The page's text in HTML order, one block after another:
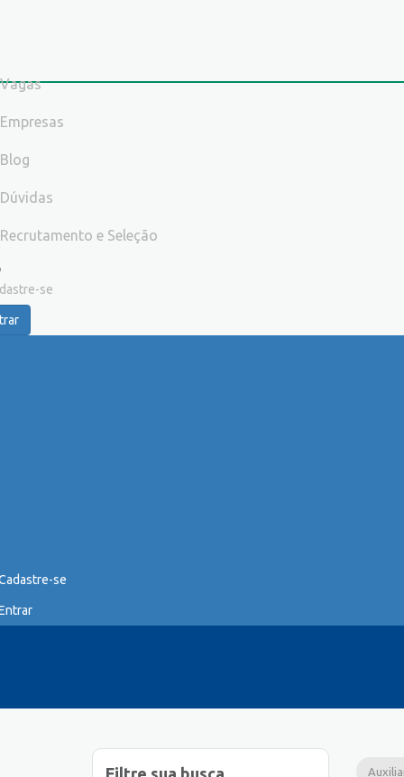
Vagas
Empresas
Blog
Dúvidas
Recrutamento e Seleção
se
se
Filtre sua busca